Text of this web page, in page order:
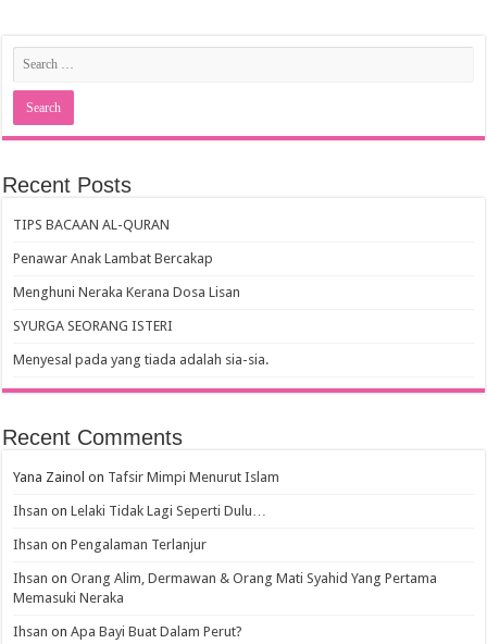
Recent Posts
TIPS BACAAN AL-QURAN
Penawar Anak Lambat Bercakap
Menghuni Neraka Kerana Dosa Lisan
SYURGA SEORANG ISTERI
Menyesal pada yang tiada adalah sia-sia.
Recent Comments
Yana Zainol on Tafsir Mimpi Menurut Islam
Ihsan onLelaki Tidak Lagi Seperti Dulu…
Ihsan onPengalaman Terlanjur
Ihsan onOrang Alim, Dermawan & Orang Mati Syahid Yang Pertama
Memasuki Neraka
Ihsan onApa Bayi Buat Dalam Perut?